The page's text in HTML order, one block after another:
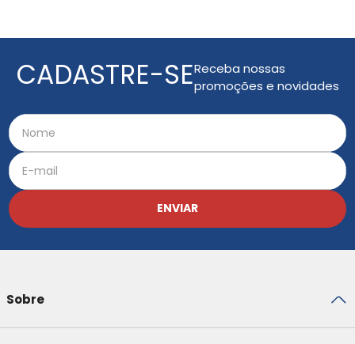
CADASTRE-SEReceba nossas
promoções e novidades
ENVIAR
Sobre